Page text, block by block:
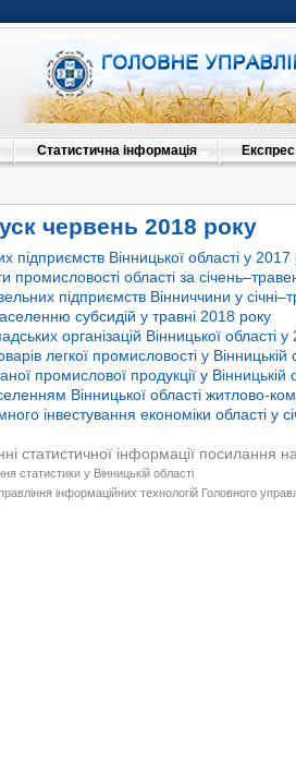
Статистична інформація
червень 2018 року
підприємств Вінницької області у 2017
промисловості області за
підприємств Вінниччини у
субсидій у травні 2018 року
організацій Вінницької області
легкої промисловості у Вінницькій
промислової продукції у Вінницькій
Вінницької області житлово-
інвестування економіки області у
статистичної інформації посилання
статистики у Вінницькій області
інформаційних технологій Головного